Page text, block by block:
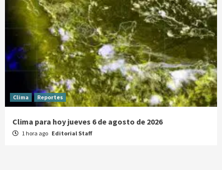
Clima Reportes
Clima para hoy jueves 6 de agosto de 2026
1 hora ago Editorial Staff